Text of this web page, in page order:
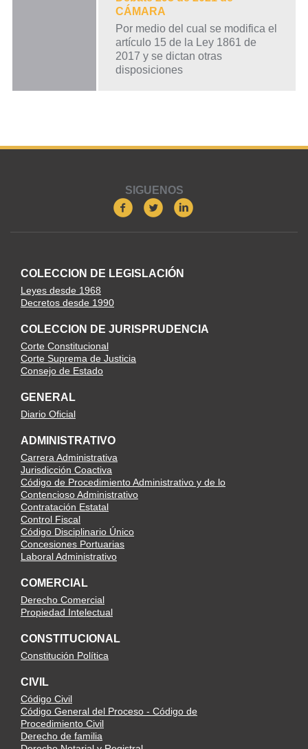
CÁMARA
Por medio del cual se modifica el
artículo 15 de la Ley 1861 de
2017 y se dictan otras
disposiciones
SIGUENOS
COLECCION DE LEGISLACIÓN
Leyes desde 1968
Decretos desde 1990
COLECCION DE JURISPRUDENCIA
Corte Constitucional
Corte Suprema de Justicia
Consejo de Estado
GENERAL
Diario Oficial
ADMINISTRATIVO
Carrera Administrativa
Jurisdicción Coactiva
Código de Procedimiento Administrativo y de lo
Contencioso Administrativo
Contratación Estatal
Control Fiscal
Código Disciplinario Único
Concesiones Portuarias
Laboral Administrativo
COMERCIAL
Derecho Comercial
Propiedad Intelectual
CONSTITUCIONAL
Constitución Política
CIVIL
Código Civil
Código General del Proceso - Código de
Procedimiento Civil
Derecho de familia